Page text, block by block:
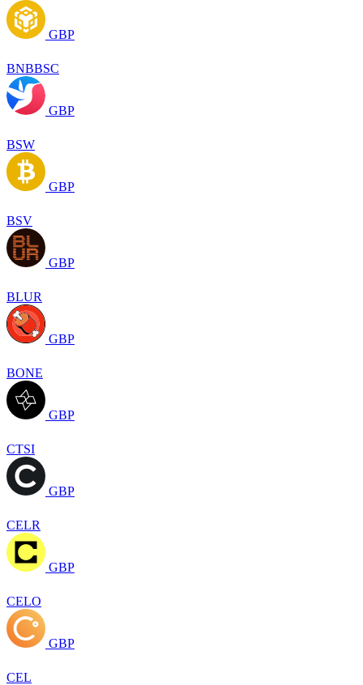
GBP
BNBBSC
GBP
BSW
GBP
BSV
GBP
BLUR
GBP
BONE
GBP
CTSI
GBP
CELR
GBP
CELO
GBP
CEL